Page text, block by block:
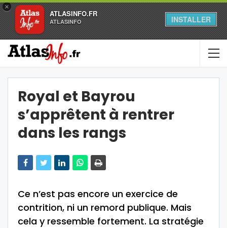
×
ATLASINFO.FR
ATLASINFO INSTALLER
Royal et Bayrou
s’apprêtent à rentrer
dans les rangs
Ce n’est pas encore un exercice de
contrition, ni un remord publique. Mais
cela y ressemble fortement. La stratégie